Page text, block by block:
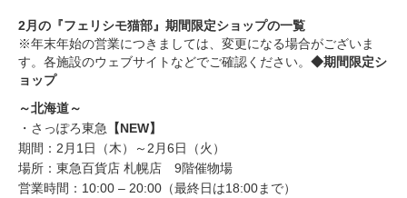
2月の『フェリシモ猫部』期間限定ショップの一覧
※年末年始の営業につきましては、変更になる場合がございま
す。各施設のウェブサイトなどでご確認ください。 ◆期間限定シ
ョップ
～北海道～
・さっぽろ東急
【NEW】
期間：2月1日（木）～2月6日（火）
場所：東急百貨店 札幌店 9階催物場
営業時間：10:00 – 20:00（最終日は18:00まで）